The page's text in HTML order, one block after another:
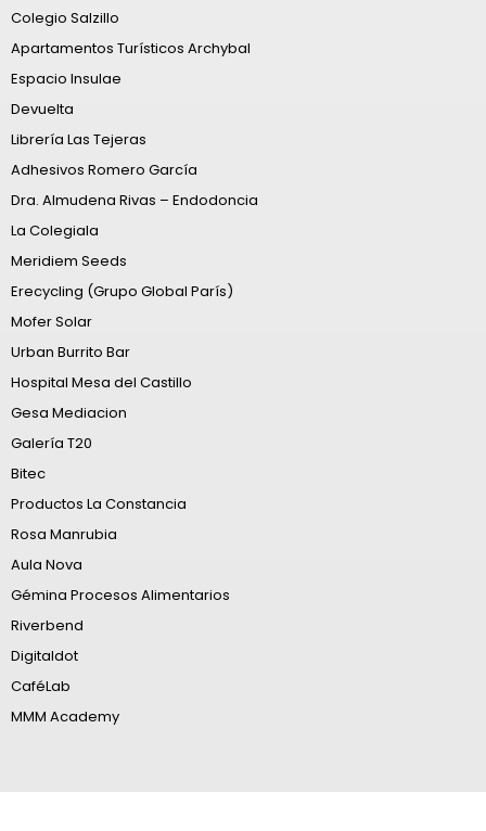
Colegio Salzillo
Apartamentos Turísticos Archybal
Espacio Insulae
Devuelta
Librería Las Tejeras
Adhesivos Romero García
Dra. Almudena Rivas – Endodoncia
La Colegiala
Meridiem Seeds
Erecycling (Grupo Global París)
Mofer Solar
Urban Burrito Bar
Hospital Mesa del Castillo
Gesa Mediacion
Galería T20
Bitec
Productos La Constancia
Rosa Manrubia
Aula Nova
Gémina Procesos Alimentarios
Riverbend
Digitaldot
CaféLab
MMM Academy